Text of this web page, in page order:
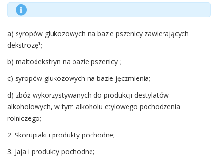
a) syropów glukozowych na bazie pszenicy zawierających
dekstrozę¹;
b) maltodekstryn na bazie pszenicy¹;
c) syropów glukozowych na bazie jęczmienia;
d) zbóż wykorzystywanych do produkcji destylatów
alkoholowych, w tym alkoholu etylowego pochodzenia
rolniczego;
2. Skorupiaki i produkty pochodne;
3. Jaja i produkty pochodne;